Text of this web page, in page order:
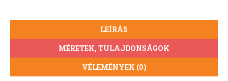
LEÍRÁS
MÉRETEK, TULAJDONSÁGOK
VÉLEMÉNYEK (0)